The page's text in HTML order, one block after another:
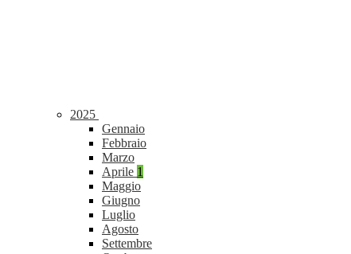
2025
Gennaio
Febbraio
Marzo
Aprile 1
Maggio
Giugno
Luglio
Agosto
Settembre